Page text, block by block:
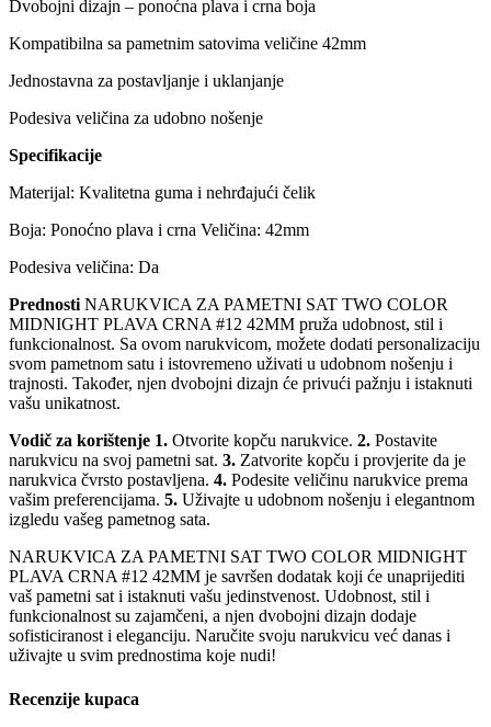
Dvobojni dizajn – ponoćna plava i crna boja
Kompatibilna sa pametnim satovima veličine 42mm
Jednostavna za postavljanje i uklanjanje
Podesiva veličina za udobno nošenje
Specifikacije
Materijal: Kvalitetna guma i nehrđajući čelik
Boja: Ponoćno plava i crna Veličina: 42mm
Podesiva veličina: Da
PrednostiNARUKVICA ZA PAMETNI SAT TWO COLOR
MIDNIGHT PLAVA CRNA #12 42MM pruža udobnost, stil i
funkcionalnost. Sa ovom narukvicom, možete dodati personalizaciju
svom pametnom satu i istovremeno uživati u udobnom nošenju i
trajnosti. Također, njen dvobojni dizajn će privući pažnju i istaknuti
vašu unikatnost.
Vodič za korištenje 1. Otvorite kopču narukvice. 2. Postavite
narukvicu na svoj pametni sat. 3. Zatvorite kopču i provjerite da je
narukvica čvrsto postavljena. 4. Podesite veličinu narukvice prema
vašim preferencijama. 5. Uživajte u udobnom nošenju i elegantnom
izgledu vašeg pametnog sata.
NARUKVICA ZA PAMETNI SAT TWO COLOR MIDNIGHT
PLAVA CRNA #12 42MM je savršen dodatak koji će unaprijediti
vaš pametni sat i istaknuti vašu jedinstvenost. Udobnost, stil i
funkcionalnost su zajamčeni, a njen dvobojni dizajn dodaje
sofisticiranost i eleganciju. Naručite svoju narukvicu već danas i
uživajte u svim prednostima koje nudi!
Recenzije kupaca